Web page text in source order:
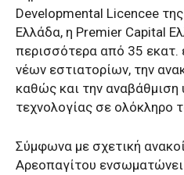
Developmental Licencee
Ελλάδα, η Premier Capital
περισσότερα από 35 εκατ.
νέων εστιατορίων, την
καθώς και την
τεχνολογίας σε ολόκληρο
Σύμφωνα με σχετική
Αρεοπαγίτου